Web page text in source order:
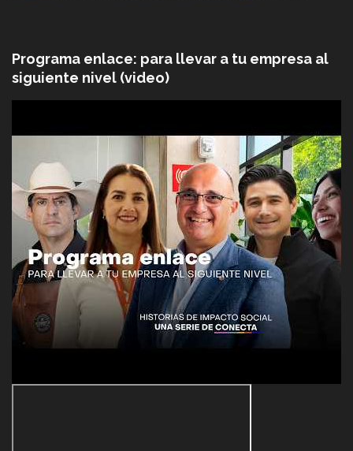
Programa enlace: para llevar a tu empresa al
siguiente nivel (video)